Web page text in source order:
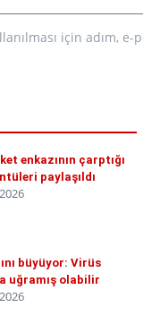
için adım,
enkazının çarptığı
paylaşıldı
büyüyor: Virüs
uğramış olabilir